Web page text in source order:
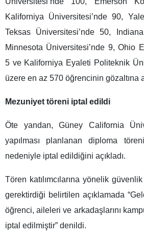
Kaliforniya Üniversitesi’nde 90,
Teksas Üniversitesi’nde 50,
Minnesota Üniversitesi’nde 9, Ohio
5 ve Kaliforniya Eyaleti Politeknik
üzere en az 570 öğrencinin gözaltına
Mezuniyet töreni iptal edildi
Öte yandan, Güney California
yapılması planlanan diploma
nedeniyle iptal edildiğini açıkladı.
Tören katılımcılarına yönelik
gerektirdiği belirtilen açıklamada
öğrenci, aileleri ve arkadaşlarını
iptal edilmiştir” denildi.